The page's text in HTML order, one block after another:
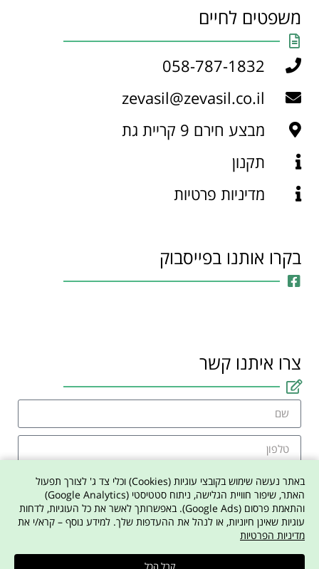
משפטים לחיים
058-787-1832
zevasil@zevasil.co.il
מבצע חירם 9 קריית גת
תקנון
מדיניות פרטיות
בקרו אותנו בפייסבוק
צרו איתנו קשר
אני מסכים למדיניות הפרטיות באתר
באתר נעשה שימוש בקובצי עוגיות (Cookies) וכלי צד ג' לצורך תפעול
האתר, שיפור חוויית הגלישה, ניתוח סטטיסטי (Google Analytics)
והתאמת פרסום (Google Ads). באפשרותך לאשר את כל העוגיות, לדחות
עוגיות שאינן חיוניות, או לנהל את ההעדפות שלך. למידע נוסף – קרא/י את
מדיניות הפרטיות
קבל הכל